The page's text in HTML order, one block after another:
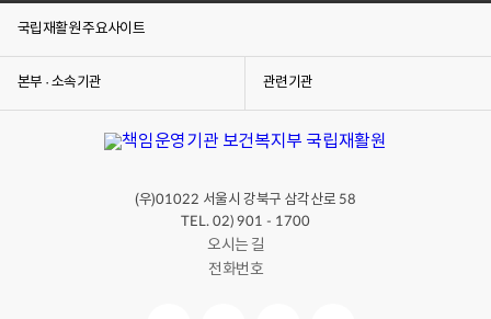
국립재활원 주요사이트
본부 · 소속기관 관련기관
(우)01022 서울시 강북구 삼각산로 58
TEL. 02) 901 - 1700
오시는 길
전화번호